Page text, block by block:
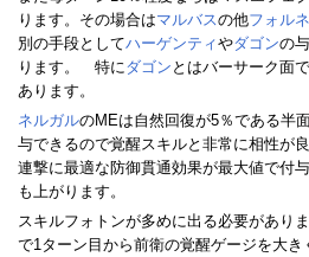
ります。その場合はマルバスの他フォル
別の手段としてハーゲンティやダゴンの
ります。 特にダゴン とはバーサーク面
あります。
ネルガルのMEは自然回復が5％である半
与できるので覚醒スキルと非常に相性が良
連撃に最適な防御貫通効果が最大値で付
も上がります。
スキルフォトンが多めに出る必要がありま
で1ターン目から前衛の覚醒ゲージを大き